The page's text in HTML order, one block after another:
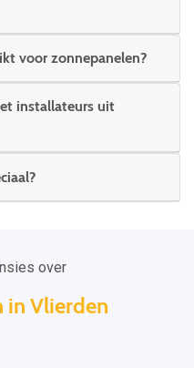
voor zonnepanelen?
installateurs uit
over
in Vlierden